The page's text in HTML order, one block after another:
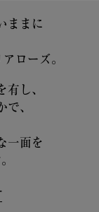
ままに
ローズ。
し、
で、
一面を